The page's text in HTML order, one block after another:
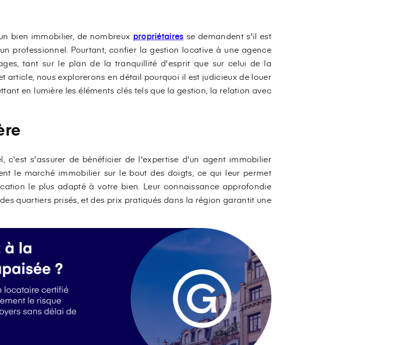
bien immobilier, de nombreux propriétaires se demandent s'il est
professionnel. Pourtant, confier la gestion locative à une agence
tant sur le plan de la tranquillité d'esprit que sur celui de la
article, nous explorerons en détail pourquoi il est judicieux de louer
en lumière les éléments clés tels que la gestion, la relation avec
c'est s'assurer de bénéficier de l'expertise d'un agent immobilier
le marché immobilier sur le bout des doigts, ce qui leur permet
le plus adapté à votre bien. Leur connaissance approfondie
quartiers prisés, et des prix pratiqués dans la région garantit une